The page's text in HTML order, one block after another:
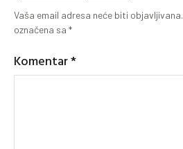
Vaša email adresa neće biti objavljivana.
označena sa *
Komentar*